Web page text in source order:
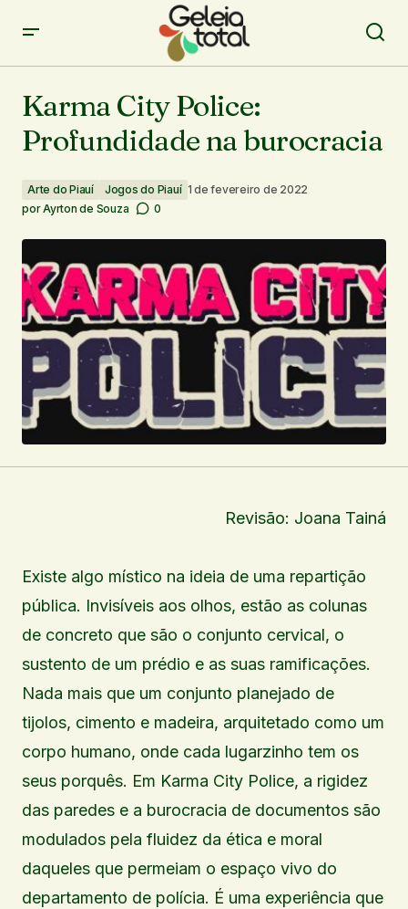
Karma City Police:
Profundidade na burocracia
Arte do Piauí Jogos do Piauí 1 de fevereiro de 2022
porAyrton de Souza 0
Revisão: Joana Tainá
Existe algo místico na ideia de uma repartição
pública. Invisíveis aos olhos, estão as colunas
de concreto que são o conjunto cervical, o
sustento de um prédio e as suas ramificações.
Nada mais que um conjunto planejado de
tijolos, cimento e madeira, arquitetado como um
corpo humano, onde cada lugarzinho tem os
seus porquês. Em Karma City Police, a rigidez
das paredes e a burocracia de documentos são
modulados pela fluidez da ética e moral
daqueles que permeiam o espaço vivo do
departamento de polícia. É uma experiência que